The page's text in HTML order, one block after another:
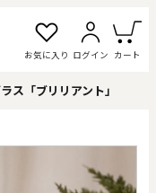
お気に入り ログイン カート
ス「ブリリアント」